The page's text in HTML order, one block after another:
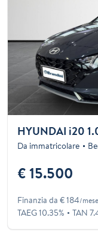
HYUNDAI i20
Da immatricolare
€ 15.500
Finanzia da € 184/
TAEG 10.35% TAN